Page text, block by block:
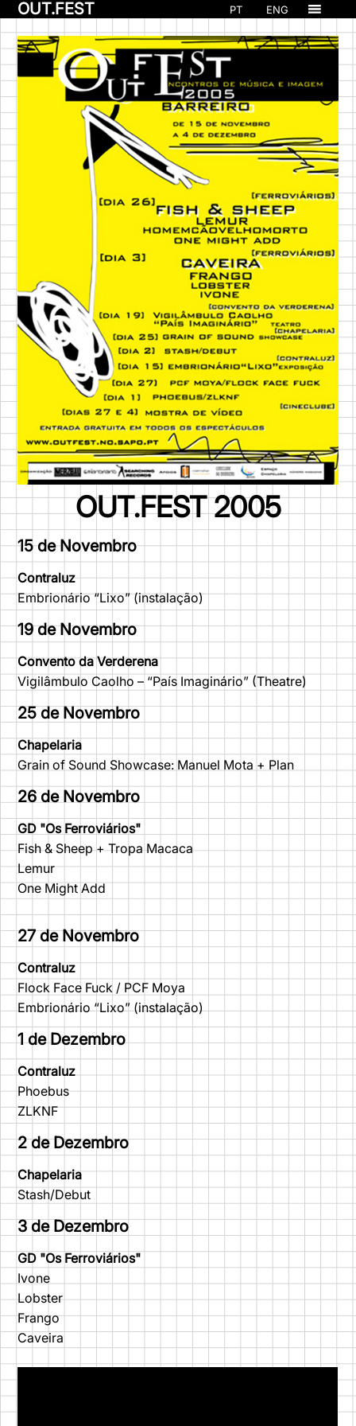
OUT.FEST PT ENG
OUT.FEST 2005
15 de Novembro
Contraluz
Embrionário “Lixo” (instalação)
19 de Novembro
Convento da Verderena
Vigilâmbulo Caolho – “País Imaginário” (Theatre)
25 de Novembro
Chapelaria
Grain of Sound Showcase: Manuel Mota + Plan
26 de Novembro
GD "Os Ferroviários"
Fish & Sheep + Tropa Macaca
Lemur
One Might Add
27 de Novembro
Contraluz
Flock Face Fuck / PCF Moya
Embrionário “Lixo” (instalação)
1 de Dezembro
Contraluz
Phoebus
ZLKNF
2 de Dezembro
Chapelaria
Stash/Debut
3 de Dezembro
GD "Os Ferroviários"
Ivone
Lobster
Frango
Caveira